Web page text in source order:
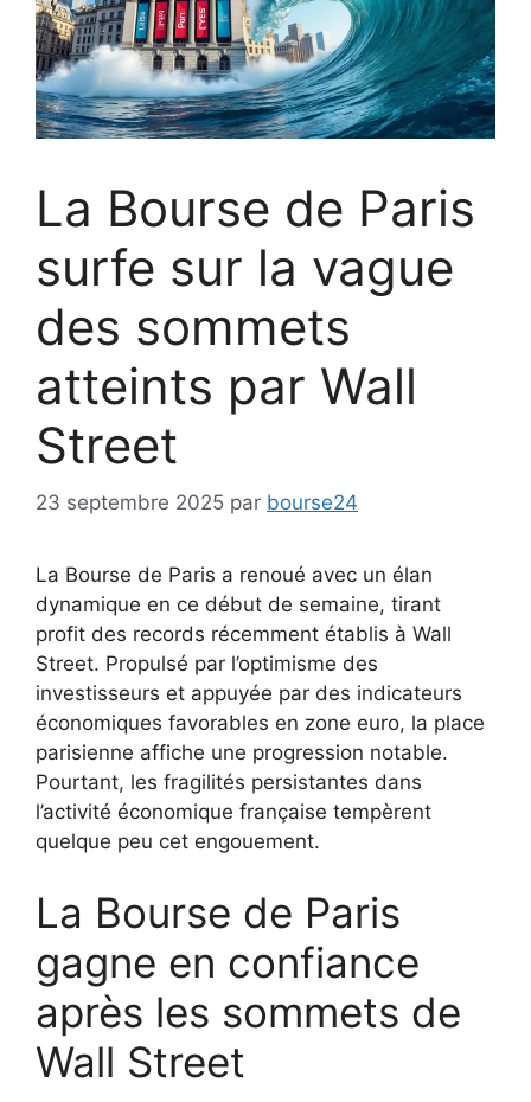
La Bourse de Paris
surfe sur la vague
des sommets
atteints par Wall
Street
23 septembre 2025 par bourse24
La Bourse de Paris a renoué avec un élan
dynamique en ce début de semaine, tirant
profit des records récemment établis à Wall
Street. Propulsé par l’optimisme des
investisseurs et appuyée par des indicateurs
économiques favorables en zone euro, la place
parisienne affiche une progression notable.
Pourtant, les fragilités persistantes dans
l’activité économique française tempèrent
quelque peu cet engouement.
La Bourse de Paris
gagne en confiance
après les sommets de
Wall Street